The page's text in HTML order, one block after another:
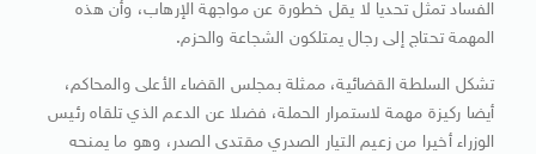
الفساد تمثل تحديا لا يقل خطورة عن مواجهة الإرهاب، وأن هذه
المهمة تحتاج إلى رجال يمتلكون الشجاعة والحزم.
تشكل السلطة القضائية، ممثلة بمجلس القضاء الأعلى والمحاكم،
أيضا ركيزة مهمة لاستمرار الحملة، فضلا عن الدعم الذي تلقاه رئيس
الوزراء أخيرا من زعيم التيار الصدري مقتدى الصدر، وهو ما يمنحه